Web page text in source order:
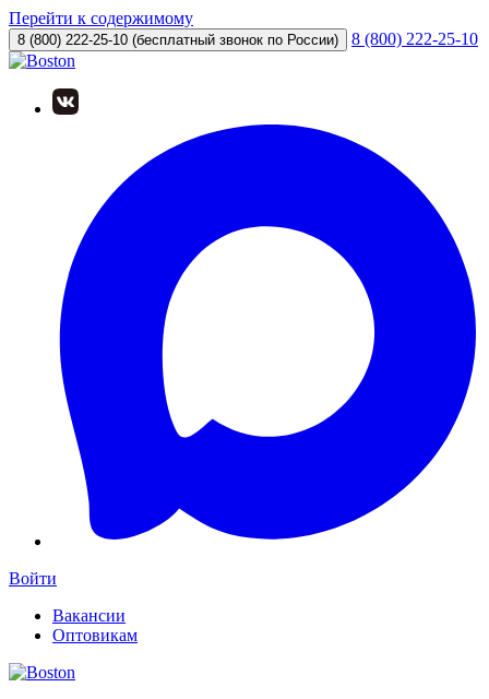
Перейти к содержимому
8 (800) 222-25-10 (бесплатный звонок по России) 8 (800) 222-25-10
Войти
Вакансии
Оптовикам